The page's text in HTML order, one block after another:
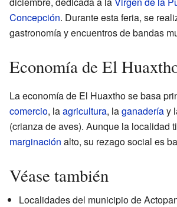
Concepción. Durante esta feria, se
gastronomía y encuentros de bandas
Economía de El
La economía de El Huaxtho se basa
comercio, laagricultura, laganaderíay
(crianza de aves). Aunque la localidad
marginación alto, su rezago social es
Véase también
Localidades del municipio de